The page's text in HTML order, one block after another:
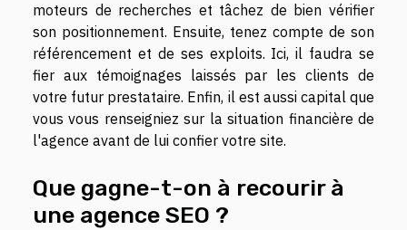
moteurs de recherches et tâchez de bien vérifier
son positionnement. Ensuite, tenez compte de son
référencement et de ses exploits. Ici, il faudra se
fier aux témoignages laissés par les clients de
votre futur prestataire. Enfin, il est aussi capital que
vous vous renseigniez sur la situation financière de
l'agence avant de lui confier votre site.
Que gagne-t-on à recourir à
une agence SEO ?